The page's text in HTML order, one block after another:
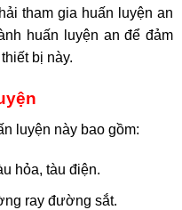
tham gia huấn luyện an
huấn luyện an để đảm
bị này.
luyện này bao gồm:
hỏa, tàu điện.
ray đường sắt.